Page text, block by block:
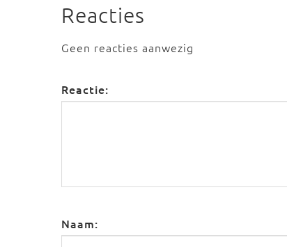
Reacties
Geen reacties aanwezig
Reactie:
Naam: